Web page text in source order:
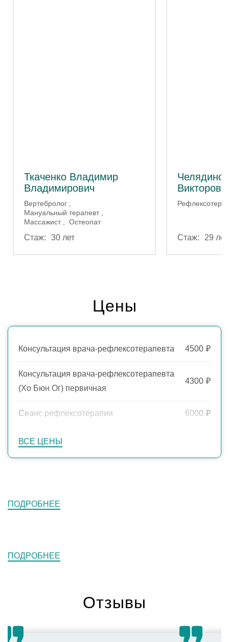
Ткаченко Владимир
Владимирович
Вертебролог
Мануальный терапевт
Массажист
Остеопат
30 лет 29 лет
Цены
ВСЕ ЦЕНЫ
Консультация врача-рефлексотерапевта 4500 ₽
Консультация врача-рефлексотерапевта
(Хо Бюн Ог) первичная
4300 ₽
Сеанс рефлексотерапии 6000 ₽
ПОДРОБНЕЕ
ПОДРОБНЕЕ
Отзывы